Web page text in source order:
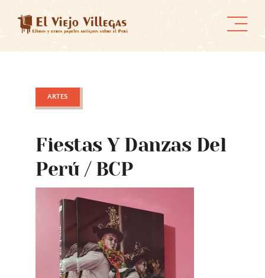
content
ARTES
Fiestas Y Danzas Del
Perú / BCP